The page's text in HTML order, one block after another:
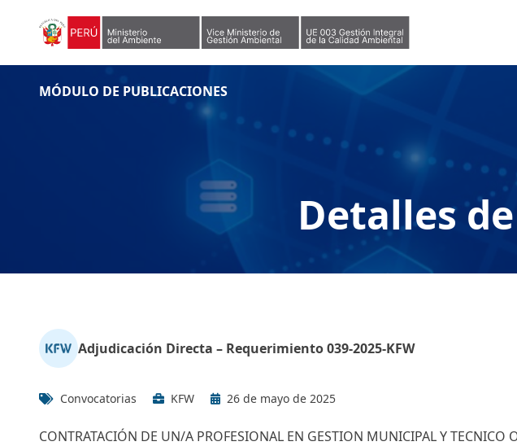
MÓDULO DE PUBLICACIONES
Detalles
Adjudicación Directa – Requerimiento 039-2025-KFW
Convocatorias KFW 26 de mayo de 2025
CONTRATACIÓN DE UN/A PROFESIONAL EN GESTION MUNICIPAL Y TECNICO